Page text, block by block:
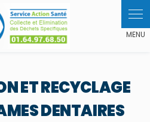
ET RECYCLAGE
DENTAIRES